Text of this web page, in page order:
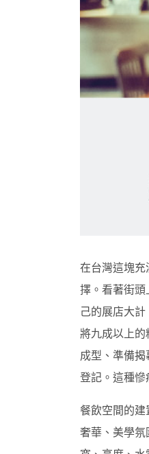
在台灣這塊
擇。看著街
己的展店大
將九成以上
成型、準備
登記。這種
餐飲空間的
奢華、美學